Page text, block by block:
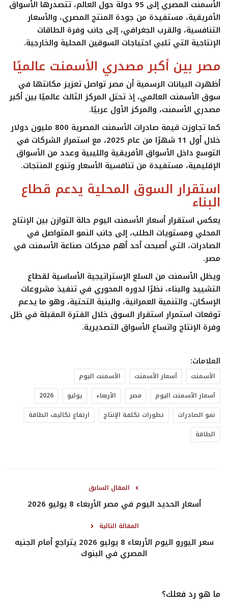
الأسمنت المصري إلى 95 دولة
حول العالم، تتصدرها الأسواق
الأفريقية، مستفيدة من جودة المنتج المصري، والأسعار
التنافسية، والقرب الجغرافي، إلى جانب وفرة الطاقات
الإنتاجية التي تلبي احتياجات السوقين المحلية والخارجية.
مصر بين أكبر مصدري الأسمنت عالميًا
أظهرت البيانات الرسمية أن مصر تواصل تعزيز مكانتها في
سوق الأسمنت العالمي، إذ تحتل المركز الثالث عالميًا بين أكبر
مصدري الأسمنت، والمركز الأول عربيًا.
كما تجاوزت قيمة صادرات الأسمنت المصرية 800 مليون دولار
خلال أول 11 شهرًا من عام 2025
، مع استمرار الشركات في
التوسع داخل الأسواق الأفريقية والليبية وعدد من الأسواق
الإقليمية، مستفيدة من تنافسية الأسعار وتنوع المنتجات.
استقرار السوق المحلية يدعم قطاع
البناء
يعكس استقرارأسعار الأسمنت اليوم حالة التوازن بين الإنتاج
المحلي ومستويات الطلب، إلى جانب النمو المتواصل في
الصادرات، التي أصبحت أحد أهم محركات صناعة الأسمنت في
مصر.
ويظل الأسمنت من السلع الإستراتيجية الأساسية لقطاع
التشييد والبناء، نظرًا لدوره المحوري في تنفيذ مشروعات
الإسكان، والتنمية العمرانية، والبنية التحتية، وهو ما يدعم
توقعات استمرار استقرار السوق خلال الفترة المقبلة في ظل
وفرة الإنتاج واتساع الأسواق التصديرية.
العلامات:
الأسمنت أسعار الأسمنت
الأسمنت اليوم
أسعار الأسمنت اليوم
مصر الأربعاء يوليو
2026
نمو الصادرات
تطورات تكلفة الإنتاج
ارتفاع تكاليف الطاقة
الطاقة
المقال السابق
أسعار الحديد اليوم في مصر الأربعاء 8 يوليو 2026
المقالة التالية
سعر اليورو اليوم الأربعاء 8 يوليو 2026 يتراجع أمام الجنيه
المصري في البنوك
ما هو رد فعلك؟